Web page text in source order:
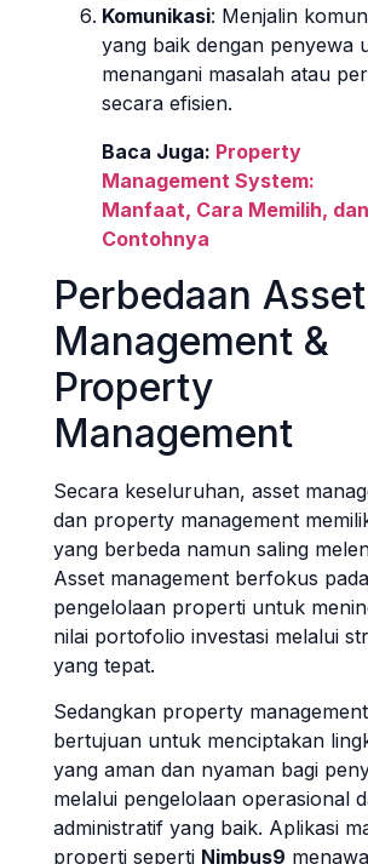
Komunikasi: Menjalin
yang baik dengan penyewa
menangani masalah atau
secara efisien.
Baca Juga: Property
Management System:
Manfaat, Cara Memilih, dan
Contohnya
Perbedaan Asset
Management &
Property
Management
Secara keseluruhan, asset
dan property management
yang berbeda namun saling
Asset management berfokus pada
pengelolaan properti untuk
nilai portofolio investasi melalui
yang tepat.
Sedangkan property management
bertujuan untuk menciptakan
yang aman dan nyaman bagi
melalui pengelolaan operasional
administratif yang baik. Aplikasi
properti seperti Nimbus9